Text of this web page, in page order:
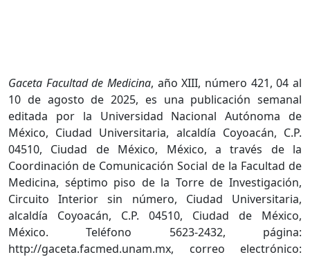
Gaceta Facultad de Medicina, año XIII, número 421, 04 al
10 de agosto de 2025, es una publicación semanal
editada por la Universidad Nacional Autónoma de
México, Ciudad Universitaria, alcaldía Coyoacán, C.P.
04510, Ciudad de México, México, a través de la
Coordinación de Comunicación Social de la Facultad de
Medicina, séptimo piso de la Torre de Investigación,
Circuito Interior sin número, Ciudad Universitaria,
alcaldía Coyoacán, C.P. 04510, Ciudad de México,
México. Teléfono 5623-2432, página:
http://gaceta.facmed.unam.mx, correo electrónico: